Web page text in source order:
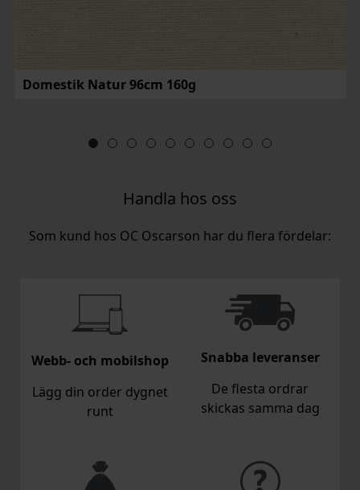
Domestik Natur 96cm 160g
Handla hos oss
Som kund hos OC Oscarson har du flera fördelar:
Webb- och mobilshop
Lägg din order dygnet
runt
Snabba leveranser
De flesta ordrar
skickas samma dag